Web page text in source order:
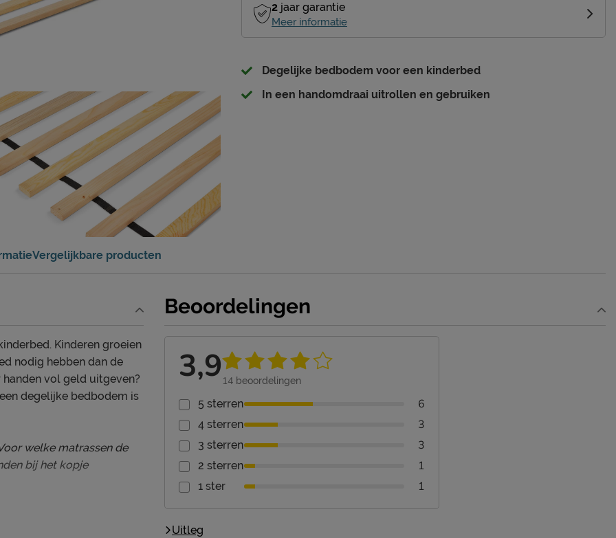
2 jaar garantie
Meer informatie
Degelijke bedbodem voor een kinderbed
In een handomdraai uitrollen en gebruiken
Vergelijkbare producten
Beoordelingen
3,9 14 beoordelingen
5 sterren 6
4 sterren 3
3 sterren 3
2 sterren 1
1 ster 1
Uitleg
Kinderen groeien
nodig hebben dan de
vol geld uitgeven?
degelijke bedbodem is
welke matrassen de
bij het kopje